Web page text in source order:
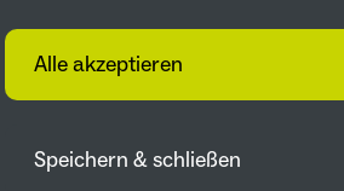
Alle akzeptieren
Speichern & schließen